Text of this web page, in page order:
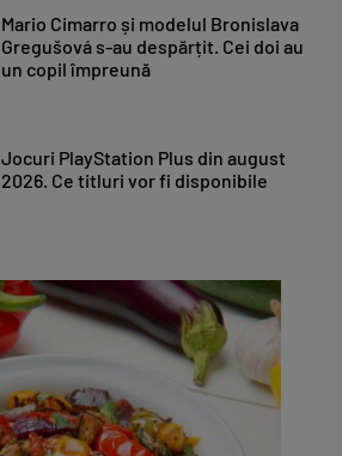
Mario Cimarro și modelul Bronislava
Gregušová s-au despărțit. Cei doi au
un copil împreună
Jocuri PlayStation Plus din august
2026. Ce titluri vor fi disponibile